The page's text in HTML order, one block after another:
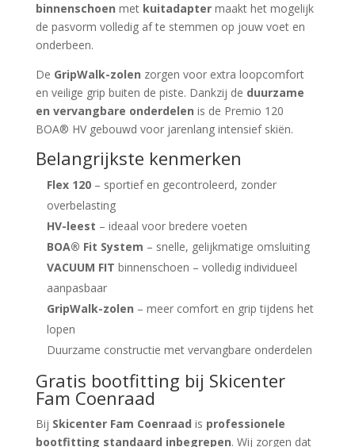
binnenschoen met kuitadaptermaakt het mogelijk
de pasvorm volledig af te stemmen op jouw voet en
onderbeen.
De GripWalk-zolen zorgen voor extra loopcomfort
en veilige grip buiten de piste. Dankzij de duurzame
en vervangbare onderdelen is de Premio 120
BOA® HV gebouwd voor jarenlang intensief skiën.
Belangrijkste kenmerken
Flex 120– sportief en gecontroleerd, zonder
overbelasting
HV-leest – ideaal voor bredere voeten
BOA® Fit System – snelle, gelijkmatige omsluiting
VACUUM FIT binnenschoen – volledig individueel
aanpasbaar
GripWalk-zolen – meer comfort en grip tijdens het
lopen
Duurzame constructie met vervangbare onderdelen
Gratis bootfitting bij Skicenter
Fam Coenraad
Bij Skicenter Fam Coenraad is professionele
bootfitting standaard inbegrepen. Wij zorgen dat